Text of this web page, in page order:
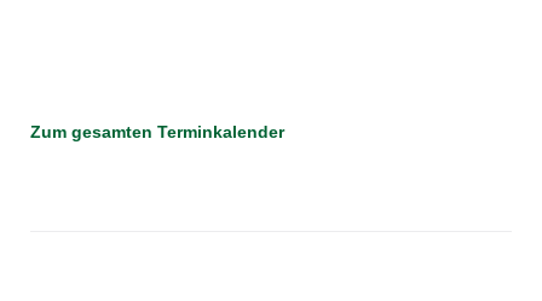
Zum gesamten Terminkalender